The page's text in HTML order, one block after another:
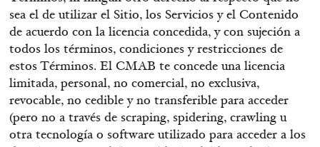
sea el de utilizar el Sitio, los Servicios y el Contenido
de acuerdo con la licencia concedida, y con sujeción a
todos los términos, condiciones y restricciones de
estos Términos. El CMAB te concede una licencia
limitada, personal, no comercial, no exclusiva,
revocable, no cedible y no transferible para acceder
(pero no a través de scraping, spidering, crawling u
otra tecnología o software utilizado para acceder a los